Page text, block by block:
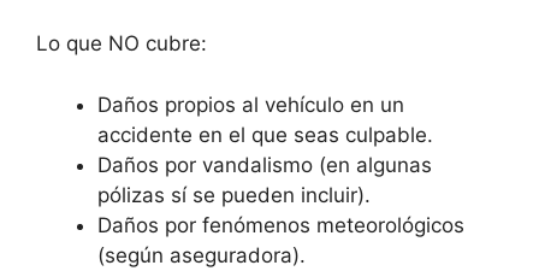
Lo que NO cubre:
Daños propios al vehículo en un
accidente en el que seas culpable.
Daños por vandalismo (en algunas
pólizas sí se pueden incluir).
Daños por fenómenos meteorológicos
(según aseguradora).